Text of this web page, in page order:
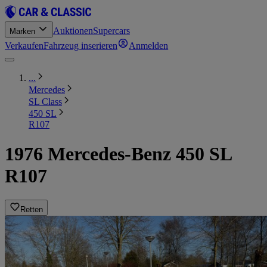
Marken AuktionenSupercars
VerkaufenFahrzeug inserieren Anmelden
...
Mercedes
SL Class
450 SL
R107
1976 Mercedes-Benz 450 SL
R107
Retten